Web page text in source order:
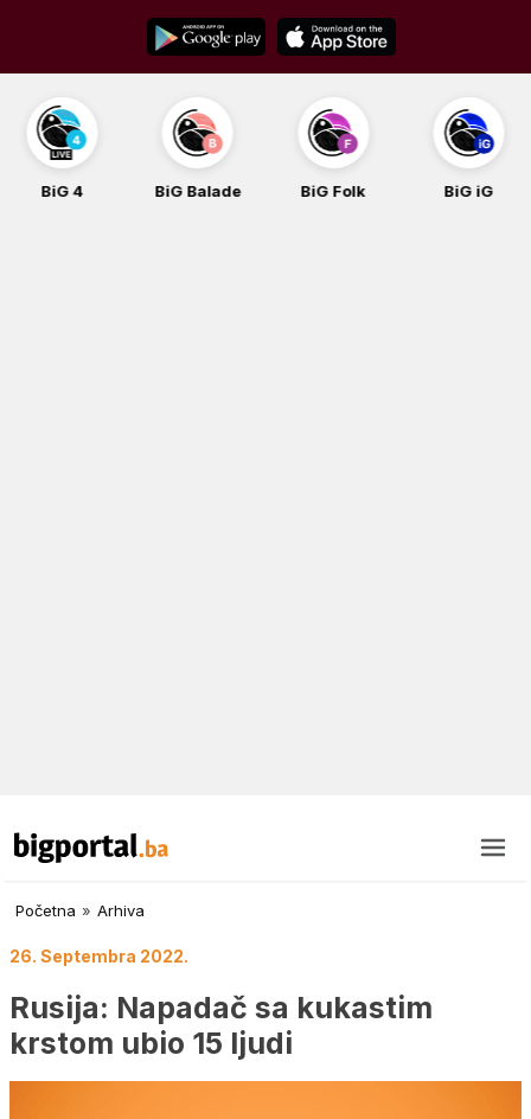
content
BiG 4 BiG Balade BiG Folk BiG iG
Početna » Arhiva
26. Septembra 2022.
Rusija: Napadač sa kukastim
krstom ubio 15 ljudi